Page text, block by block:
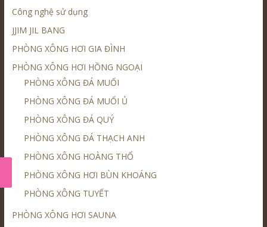
Công nghệ sử dụng
JJIM JIL BANG
PHÒNG XÔNG HƠI GIA ĐÌNH
PHÒNG XÔNG HƠI HỒNG NGOẠI
PHÒNG XÔNG ĐÁ MUỐI
PHÒNG XÔNG ĐÁ MUỐI Ủ
PHÒNG XÔNG ĐÁ QUÝ
PHÒNG XÔNG ĐÁ THẠCH ANH
PHÒNG XÔNG HOÀNG THỔ
PHÒNG XÔNG HƠI BÙN KHOÁNG
PHÒNG XÔNG TUYẾT
PHÒNG XÔNG HƠI SAUNA